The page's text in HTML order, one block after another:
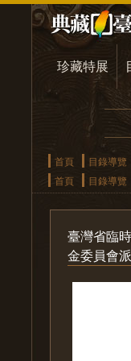
珍藏特展
首頁 目錄導覽
首頁
目錄導覽
臺灣省臨
金委員會